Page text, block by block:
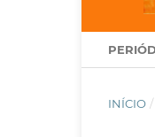
INÍCIO /